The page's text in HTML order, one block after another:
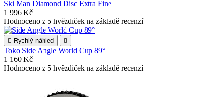
Ski Man Diamond Disc Extra Fine
1 996 Kč
Hodnoceno z 5 hvězdiček na základě recenzí
 Rychlý náhled 
Toko Side Angle World Cup 89°
1 160 Kč
Hodnoceno z 5 hvězdiček na základě recenzí